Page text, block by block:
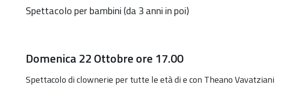
Spettacolo per bambini (da 3 anni in poi)
torna-
casa
Domenica 22 Ottobre ore 17.00
Spettacolo di clownerie per tutte le età di e con Theano Vavatziani